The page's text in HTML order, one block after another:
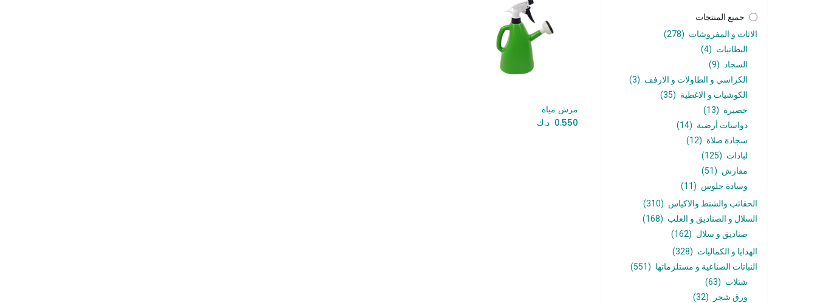
جميع المنتجات
الاثاث و المفروشات (278)
البطانيات (4)
السجاد
(9)
الكراسي و الطاولات و الارفف (3)
الكوشيات و الاغطية (35)
حصيرة (13)
دواسات أرضية (14)
سجادة صلاة (12)
لبادات (125)
مفارش (51)
وسادة جلوس (11)
الحقائب والشنط والاكياس (310)
السلال و الصناديق و العلب (168)
صناديق و سلال (162)
الهدايا و الكماليات (328)
النباتات الصناعية و مستلزماتها (551)
شتلات (63)
ورق شجر
(32)
أضف إلى السلةمرش مياه
0.550 د.ك